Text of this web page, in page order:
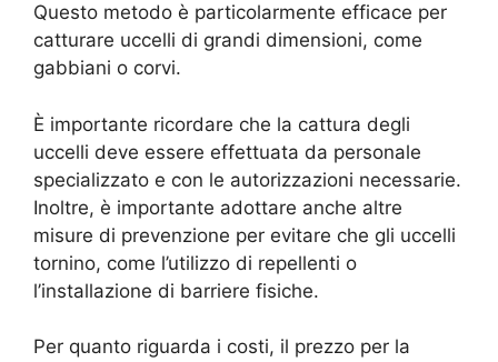
Questo metodo è particolarmente efficace per
catturare uccelli di grandi dimensioni, come
gabbiani o corvi.
È importante ricordare che la cattura degli
uccelli deve essere effettuata da personale
specializzato e con le autorizzazioni necessarie.
Inoltre, è importante adottare anche altre
misure di prevenzione per evitare che gli uccelli
tornino, come l’utilizzo di repellenti o
l’installazione di barriere fisiche.
Per quanto riguarda i costi, il prezzo per la